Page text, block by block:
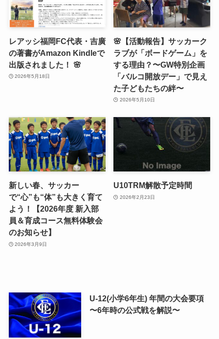
レアッシ福岡FC代表・吉廣
の著書がAmazon Kindleで
出版されました！ 🌸
2026年5月18日
🌸【活動報告】サッカーク
ラブが「ボードゲーム」を
する理由？〜GW特別企画
「バルコ開放デー」で見え
た子どもたちの絆〜
2026年5月10日
新しい春、サッカー
で“心”も“体”も大きく育て
よう！【2026年度 新入部
員＆育成コース無料体験会
のお知らせ】
2026年3月9日
U10TRM解散予定時間
2026年2月23日
U-12(小学6年生) 年間の大会要項
〜6年時の公式戦を解説〜